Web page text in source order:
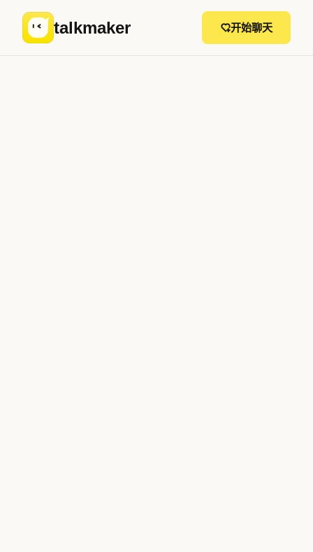
talkmaker 开始聊天